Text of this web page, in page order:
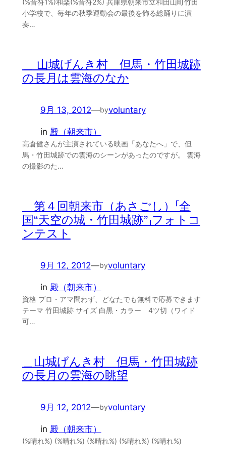
小学校で、毎年の秋季運動会の最後を飾る総踊りに演
奏…
＿ 山城げんき村 但馬・竹田城跡
の長月は雲海のなか
9月 13, 2012—byvoluntary
in 殿（朝来市）
高倉健さんが主演されている映画「あなたへ」で、但
馬・竹田城跡での雲海のシーンがあったのですが。 雲海
の撮影のた…
＿第４回朝来市（あさごし）「全
国“天空の城・竹田城跡”」フォトコ
ンテスト
9月 12, 2012—byvoluntary
in 殿（朝来市）
資格 プロ・アマ問わず、どなたでも無料で応募できます
テーマ 竹田城跡 サイズ 白黒・カラー 4ツ切（ワイド
可…
＿山城げんき村 但馬・竹田城跡
の長月の雲海の眺望
9月 12, 2012—byvoluntary
in 殿（朝来市）
(%晴れ%) (%晴れ%) (%晴れ%) (%晴れ%) (%晴れ%)